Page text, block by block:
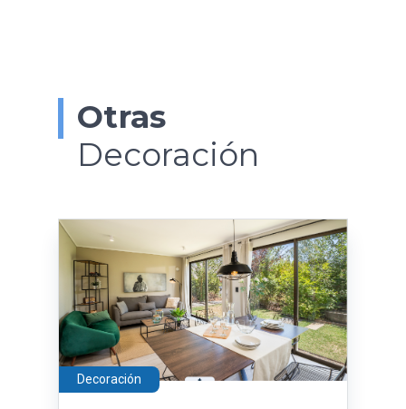
Otras
Decoración
Decoración